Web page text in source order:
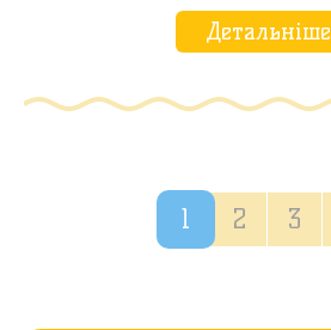
Детальніше
1 2 3